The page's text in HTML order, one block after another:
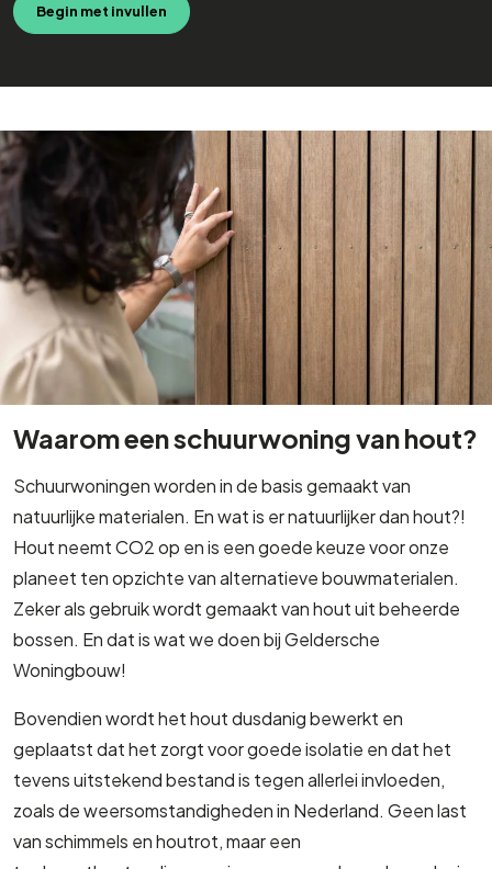
Begin met invullen
Waarom een schuurwoning van hout?
Schuurwoningen worden in de basis gemaakt van
natuurlijke materialen. En wat is er natuurlijker dan hout?!
Hout neemt CO2 op en is een goede keuze voor onze
planeet ten opzichte van alternatieve bouwmaterialen.
Zeker als gebruik wordt gemaakt van hout uit beheerde
bossen. En dat is wat we doen bij Geldersche
Woningbouw!
Bovendien wordt het hout dusdanig bewerkt en
geplaatst dat het zorgt voor goede isolatie en dat het
tevens uitstekend bestand is tegen allerlei invloeden,
zoals de weersomstandigheden in Nederland. Geen last
van schimmels en houtrot, maar een